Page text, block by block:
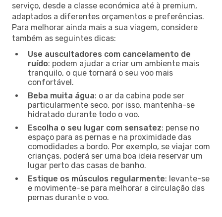
serviço, desde a classe económica até à premium,
adaptados a diferentes orçamentos e preferências.
Para melhorar ainda mais a sua viagem, considere
também as seguintes dicas:
Use auscultadores com cancelamento de
ruído: podem ajudar a criar um ambiente mais
tranquilo, o que tornará o seu voo mais
confortável.
Beba muita água: o ar da cabina pode ser
particularmente seco, por isso, mantenha-se
hidratado durante todo o voo.
Escolha o seu lugar com sensatez: pense no
espaço para as pernas e na proximidade das
comodidades a bordo. Por exemplo, se viajar com
crianças, poderá ser uma boa ideia reservar um
lugar perto das casas de banho.
Estique os músculos regularmente: levante-se
e movimente-se para melhorar a circulação das
pernas durante o voo.